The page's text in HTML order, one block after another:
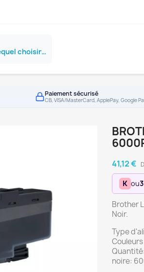
SSD NVMe vs SATA en 2026 : lequel choisir ?
Paiement sécurisé
CB, VISA/MasterCard, ApplePay, Google
41,12 €
K ou
Brother
Noir.
Type
noire: